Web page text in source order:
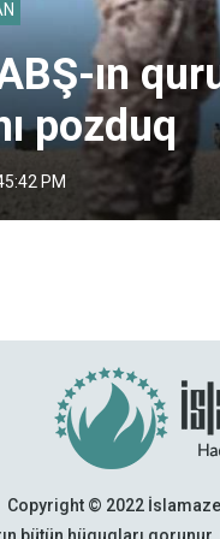
ın
pozduq
PM
Copyright © 2022